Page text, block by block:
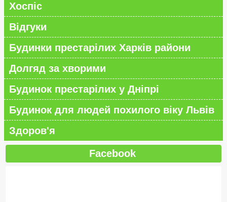
Хоспіс
Відгуки
Будинки престарілих Харків райони
Долгяд за хворими
Будинок престарілих у Дніпрі
Будинок для людей похилого віку Львів
Здоров'я
Facebook